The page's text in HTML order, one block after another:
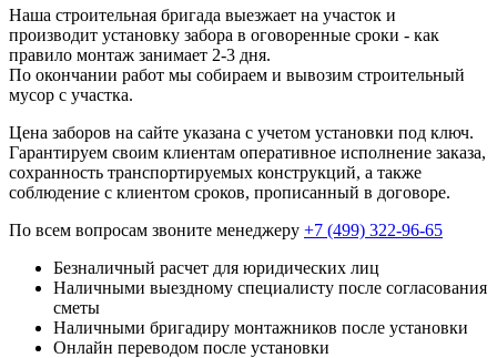
Наша строительная бригада выезжает на участок и
производит установку забора в оговоренные сроки - как
правило монтаж занимает 2-3 дня.
По окончании работ мы собираем и вывозим строительный
мусор с участка.
Цена заборов на сайте указана с учетом установки под ключ.
Гарантируем своим клиентам оперативное исполнение заказа,
сохранность транспортируемых конструкций, а также
соблюдение с клиентом сроков, прописанный в договоре.
По всем вопросам звоните менеджеру +7 (499) 322-96-65
Безналичный расчет для юридических лиц
Наличными выездному специалисту после согласования
сметы
Наличными бригадиру монтажников после установки
Онлайн переводом после установки